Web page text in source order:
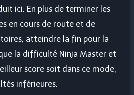
ici. En plus de terminer les
en cours de route et de
atteindre la fin pour la
la difficulté Ninja Master et
score soit dans ce mode,
inférieures.